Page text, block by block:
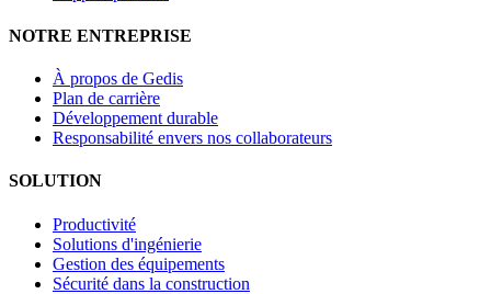
NOTRE ENTREPRISE
À propos de Gedis
Plan de carrière
Développement durable
Responsabilité envers nos collaborateurs
SOLUTION
Productivité
Solutions d'ingénierie
Gestion des équipements
Sécurité dans la construction